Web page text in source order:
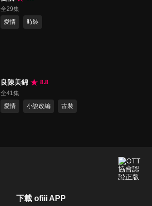
全29集
愛情
時裝
良陳美錦
8.8
全41集
愛情
小說改編 古裝
下載 ofiii APP